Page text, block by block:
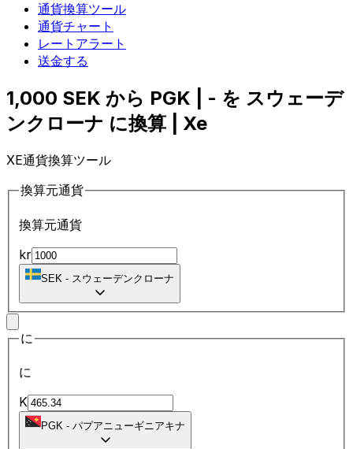
通貨換算ツール
通貨チャート
レートアラート
送金する
1,000 SEK から PGK | - を スウェーデ
ンクローナ に換算 | Xe
XE通貨換算ツール
換算元通貨
換算元通貨
kr
SEK - スウェーデンクローナ
に
に
K
PGK - パプアニューギニアキナ